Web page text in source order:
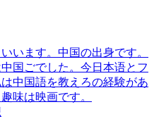
います。中国の出身です。
国ごでした。今日本语とフ
中国語を教えろの経験があ
味は映画です。